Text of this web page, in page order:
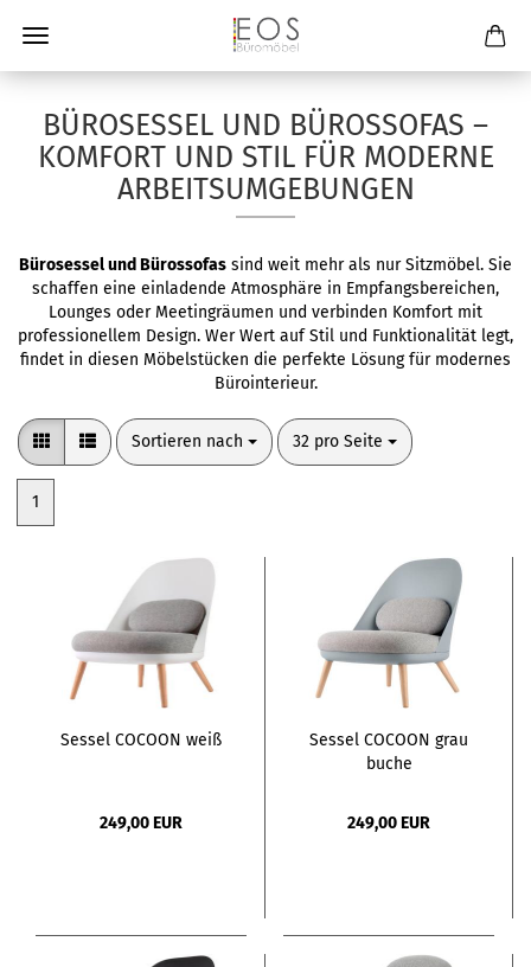
BÜROSESSEL UND BÜROSSOFAS –
KOMFORT UND STIL FÜR MODERNE
ARBEITSUMGEBUNGEN
Bürosessel und Bürossofas sind weit mehr als nur Sitzmöbel. Sie
schaffen eine einladende Atmosphäre in Empfangsbereichen,
Lounges oder Meetingräumen und verbinden Komfort mit
professionellem Design. Wer Wert auf Stil und Funktionalität legt,
findet in diesen Möbelstücken die perfekte Lösung für modernes
Bürointerieur.
Sortieren nach
Sortieren nach 32 pro Seite
pro Seite
1
Sessel COCOON weiß
249,00 EUR
Sessel COCOON grau
buche
249,00 EUR